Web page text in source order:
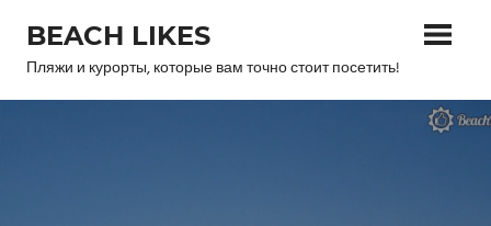
content
BEACH LIKES
Пляжи и курорты, которые вам точно стоит посетить!